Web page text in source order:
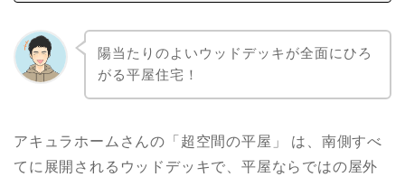
陽当たりのよいウッドデッキが全面にひろ
がる平屋住宅！
アキュラホームさんの「超空間の平屋」 は、南側すべ
てに展開されるウッドデッキで、平屋ならではの屋外